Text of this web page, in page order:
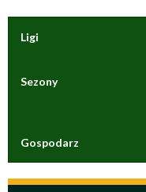
Ligi
Sezony
Gospodarz